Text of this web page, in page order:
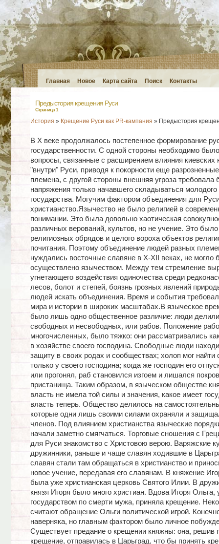
Главная Новое Карта сайта Поиск Контакты
Предыстория крещения Руси
Страница 1
История » Крещение Руси как PR-кампания » Предыстория
В Х веке продолжалось постепенное формирование
государственности. С одной стороны необходимо
вопросы, связанные с расширением влияния киевских
"внутри" Руси, приводя к покорности еще
племена, с другой стороны внешняя угроза требовала
напряжения только начавшего складываться
государства. Могучим фактором объединения для
христианство.Язычество не было религией в
понимании. Это была довольно хаотическая
различных верований, культов, но не учение. Это
религиозных обрядов и целого вороха объектов
почитания. Поэтому объединение людей разных
нуждались восточные славяне в Х-ХII веках, не могло
осуществлено язычеством. Между тем стремление
угнетающего воздействия одиночества среди
лесов, болот и степей, боязнь грозных явлений
людей искать объединения. Время и события
мира и истории в широких масштабах.В языческое
было лишь одно общественное различие: люди
свободных и несвободных, или рабов. Положение
многочисленных, было тяжко: они рассматривались
в хозяйстве своего господина. Свободные люди
защиту в своих родах и сообществах; холоп мог найти
только у своего господина; когда же господин его
или прогонял, раб становился изгоем и лишался
пристанища. Таким образом, в языческом обществе
власть не имела той силы и значения, какое имеет
власть теперь. Общество делилось на
которые одни лишь своими силами охраняли и
членов. Под влиянием христианства языческие
начали заметно смягчаться. Торговые сношения с
для Руси знакомство с Христовою верою. Варяжские
дружинники, раньше и чаще славян ходившие в
славян стали там обращаться в христианство и
новое учение, передавая его славянам. В княжение
была уже христианская церковь Святого Илии. В
князя Игоря было много христиан. Вдова Игоря Ольга,
государством по смерти мужа, приняла крещение.
считают обращение Ольги политической игрой.
наверняка, но главным фактором было личное
Существует предание о крещении княжны: она, решив
крещение, отправилась в Царьград, что бы принять